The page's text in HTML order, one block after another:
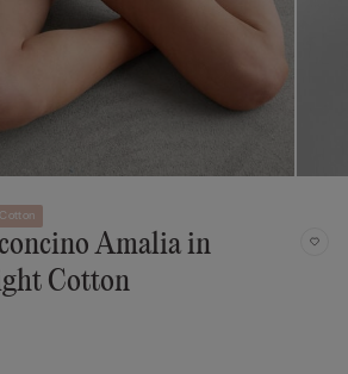
Amalia in
Cotton